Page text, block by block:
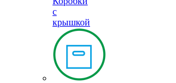
с
крышкой